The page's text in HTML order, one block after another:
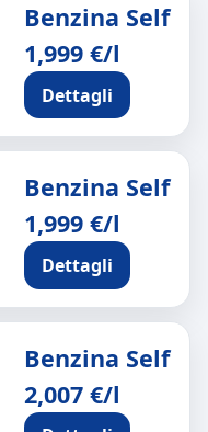
Benzina Self
1,999 €/l
Dettagli
Benzina Self
1,999 €/l
Dettagli
Benzina Self
2,007 €/l